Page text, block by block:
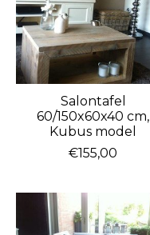
Salontafel
60/150x60x40 cm,
Kubus model
€155,00